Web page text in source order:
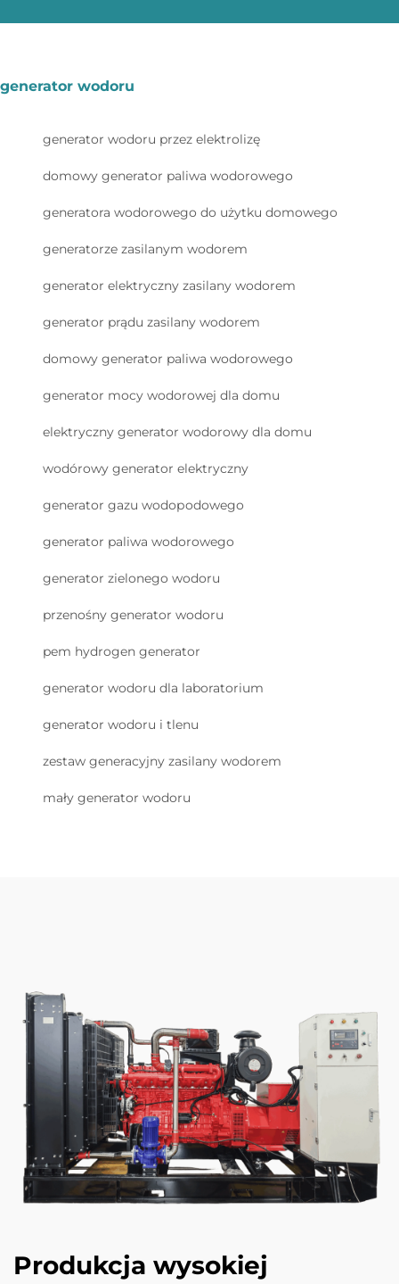
generator wodoru
generator wodoru przez elektrolizę
domowy generator paliwa wodorowego
generatora wodorowego do użytku domowego
generatorze zasilanym wodorem
generator elektryczny zasilany wodorem
generator prądu zasilany wodorem
domowy generator paliwa wodorowego
generator mocy wodorowej dla domu
elektryczny generator wodorowy dla domu
wodórowy generator elektryczny
generator gazu wodорodowego
generator paliwa wodorowego
generator zielonego wodoru
przenośny generator wodoru
pem hydrogen generator
generator wodoru dla laboratorium
generator wodoru i tlenu
zestaw generacyjny zasilany wodorem
mały generator wodoru
Produkcja wysokiej